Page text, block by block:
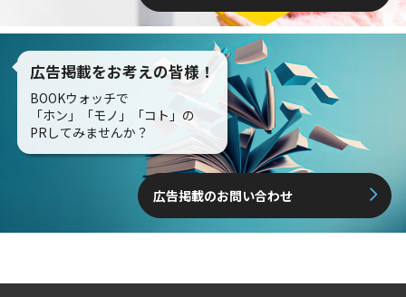
広告掲載をお考えの皆様！
BOOKウォッチで
「ホン」「モノ」「コト」の
PRしてみませんか？
広告掲載のお問い合わせ